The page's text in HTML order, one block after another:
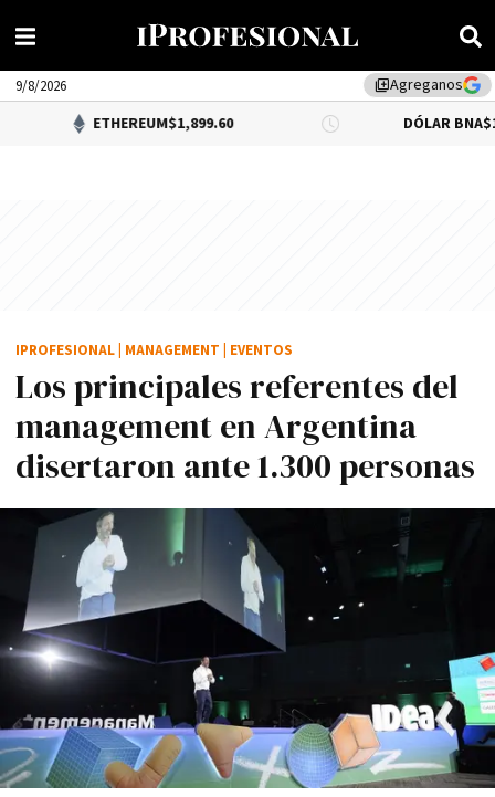
library_addAgreganos
9/8/2026
ETHEREUM$1,899.60 DÓLAR BNA $1,520.00
Los principales referentes del
management en Argentina
disertaron ante 1.300 personas
IPROFESIONAL MANAGEMENT EVENTOS